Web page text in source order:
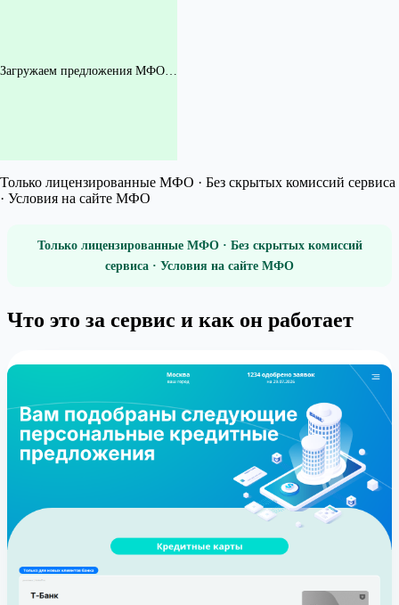
Загружаем предложения МФО…
Только лицензированные МФО · Без скрытых комиссий сервиса
· Условия на сайте МФО
Только лицензированные МФО · Без скрытых комиссий
сервиса · Условия на сайте МФО
Что это за сервис и как он работает